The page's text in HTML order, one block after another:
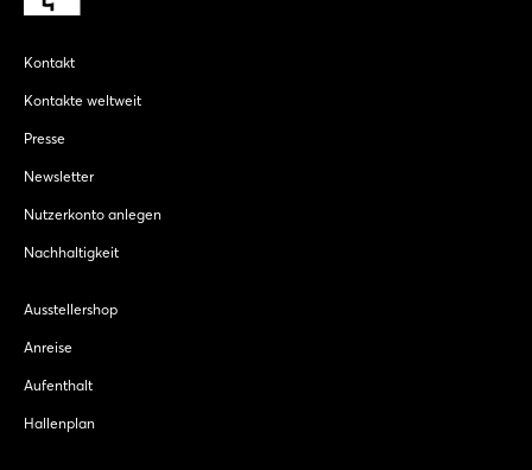
Kontakt
Kontakte weltweit
Presse
Newsletter
Nutzerkonto anlegen
Nachhaltigkeit
Ausstellershop
Anreise
Aufenthalt
Hallenplan